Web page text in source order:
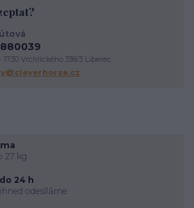
správný výběr
veterinární péče o koně
o vybavení proč
komunikace
17.30 Vrchlického 338/3 Liberec
27 kg
24 h
odesíláme